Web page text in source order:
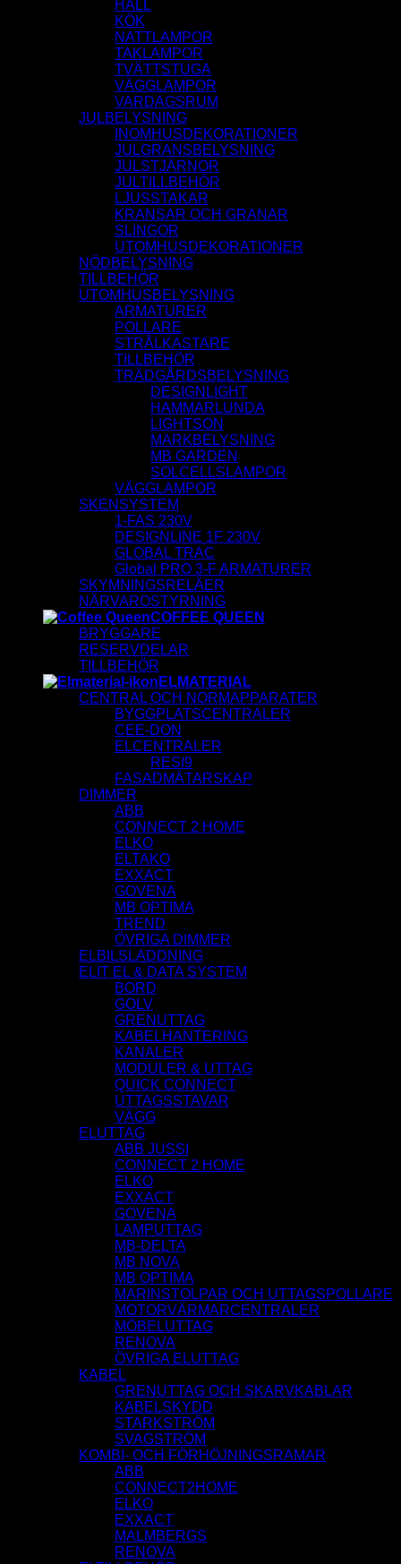
HALL
KÖK
NATTLAMPOR
TAKLAMPOR
TVÄTTSTUGA
VÄGGLAMPOR
VARDAGSRUM
JULBELYSNING
INOMHUSDEKORATIONER
JULGRANSBELYSNING
JULSTJÄRNOR
JULTILLBEHÖR
LJUSSTAKAR
KRANSAR OCH GRANAR
SLINGOR
UTOMHUSDEKORATIONER
NÖDBELYSNING
TILLBEHÖR
UTOMHUSBELYSNING
ARMATURER
POLLARE
STRÅLKASTARE
TILLBEHÖR
TRÄDGÅRDSBELYSNING
DESIGNLIGHT
HAMMARLUNDA
LIGHTSON
MARKBELYSNING
MB GARDEN
SOLCELLSLAMPOR
VÄGGLAMPOR
SKENSYSTEM
1-FAS 230V
DESIGNLINE 1F 230V
GLOBAL TRAC
Global PRO 3-F ARMATURER
SKYMNINGSRELÄER
NÄRVAROSTYRNING
COFFEE QUEEN
BRYGGARE
RESERVDELAR
TILLBEHÖR
ELMATERIAL
CENTRAL OCH NORMAPPARATER
BYGGPLATSCENTRALER
CEE-DON
ELCENTRALER
RESI9
FASADMÄTARSKAP
DIMMER
ABB
CONNECT 2 HOME
ELKO
ELTAKO
EXXACT
GOVENA
MB OPTIMA
TREND
ÖVRIGA DIMMER
ELBILSLADDNING
ELIT EL & DATA SYSTEM
BORD
GOLV
GRENUTTAG
KABELHANTERING
KANALER
MODULER & UTTAG
QUICK CONNECT
UTTAGSSTAVAR
VÄGG
ELUTTAG
ABB JUSSI
CONNECT 2 HOME
ELKO
EXXACT
GOVENA
LAMPUTTAG
MB-DELTA
MB NOVA
MB OPTIMA
MARINSTOLPAR OCH UTTAGSPOLLARE
MOTORVÄRMARCENTRALER
MÖBELUTTAG
RENOVA
ÖVRIGA ELUTTAG
KABEL
GRENUTTAG OCH SKARVKABLAR
KABELSKYDD
STARKSTRÖM
SVAGSTRÖM
KOMBI- OCH FÖRHÖJNINGSRAMAR
ABB
CONNECT2HOME
ELKO
EXXACT
MALMBERGS
RENOVA